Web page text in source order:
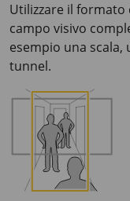
Utilizzare il
campo visivo
esempio una
tunnel.